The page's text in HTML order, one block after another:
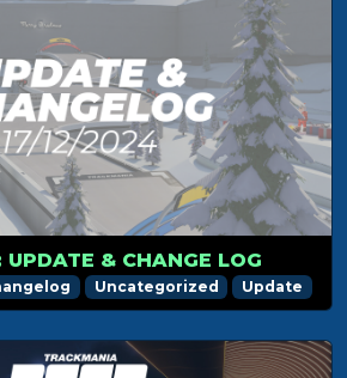
& CHANGE LOG
Uncategorized Update